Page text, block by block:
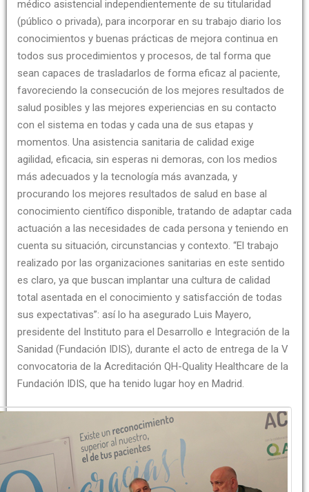
médico asistencial independientemente de su titularidad
(público o privada), para incorporar en su trabajo diario los
conocimientos y buenas prácticas de mejora continua en
todos sus procedimientos y procesos, de tal forma que
sean capaces de trasladarlos de forma eficaz al paciente,
favoreciendo la consecución de los mejores resultados de
salud posibles y las mejores experiencias en su contacto
con el sistema en todas y cada una de sus etapas y
momentos. Una asistencia sanitaria de calidad exige
agilidad, eficacia, sin esperas ni demoras, con los medios
más adecuados y la tecnología más avanzada, y
procurando los mejores resultados de salud en base al
conocimiento científico disponible, tratando de adaptar cada
actuación a las necesidades de cada persona y teniendo en
cuenta su situación, circunstancias y contexto. “El trabajo
realizado por las organizaciones sanitarias en este sentido
es claro, ya que buscan implantar una cultura de calidad
total asentada en el conocimiento y satisfacción de todas
sus expectativas”: así lo ha asegurado Luis Mayero,
presidente del Instituto para el Desarrollo e Integración de la
Sanidad (Fundación IDIS), durante el acto de entrega de la V
convocatoria de la Acreditación QH-Quality Healthcare de la
Fundación IDIS, que ha tenido lugar hoy en Madrid.